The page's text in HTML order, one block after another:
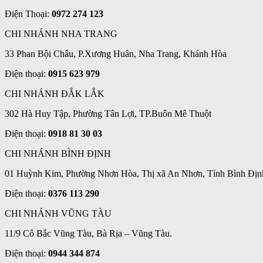
Điện Thoại: 0972 274 123
CHI NHÁNH NHA TRANG
33 Phan Bội Châu, P.Xương Huân, Nha Trang, Khánh Hòa
Điện thoại: 0915 623 979
CHI NHÁNH ĐẮK LẮK
302 Hà Huy Tập, Phường Tân Lợi, TP.Buôn Mê Thuột
Điện thoại: 0918 81 30 03
CHI NHÁNH BÌNH ĐỊNH
01 Huỳnh Kim, Phường Nhơn Hòa, Thị xã An Nhơn, Tỉnh Bình
Điện thoại: 0376 113 290
CHI NHÁNH VŨNG TÀU
11/9 Cô Bắc Vũng Tàu, Bà Rịa – Vũng Tàu.
Điện thoại: 0944 344 874